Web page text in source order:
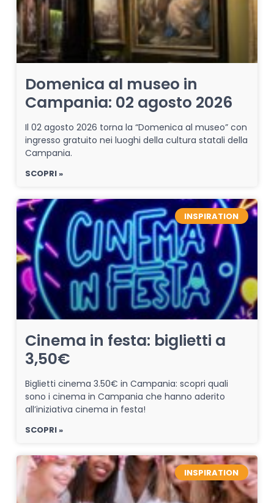
Domenica al museo in
Campania: 02 agosto 2026
Il 02 agosto 2026 torna la “Domenica al museo” con
ingresso gratuito nei luoghi della cultura statali della
Campania.
SCOPRI »
INSPIRATION
Cinema in festa: biglietti a
3,50€
Biglietti cinema 3.50€ in Campania: scopri quali
sono i cinema in Campania che hanno aderito
all’iniziativa cinema in festa!
SCOPRI »
INSPIRATION